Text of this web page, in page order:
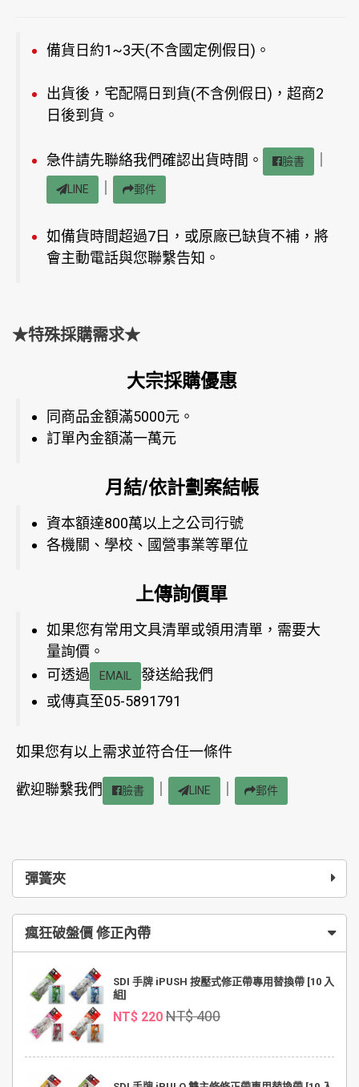
彈簧夾
瘋狂破盤價 修正內帶
SDI 手牌 iPUSH 按壓式修正帶專用替換帶 [10 入
組]
NT$ 220 NT$ 400
備貨日約1~3天(不含國定例假日)。
出貨後，宅配隔日到貨(不含例假日)，超商2
日後到貨。
急件請先聯絡我們確認出貨時間。 臉書
LINE 郵件
如備貨時間超過7日，或原廠已缺貨不補，將
會主動電話與您聯繫告知。
★特殊採購需求★
大宗採購優惠
同商品金額滿5000元。
訂單內金額滿一萬元
月結/依計劃案結帳
資本額達800萬以上之公司行號
各機關、學校、國營事業等單位
上傳詢價單
如果您有常用文具清單或領用清單，需要大
量詢價。
可透過
EMAIL
發送給我們
或傳真至05-5891791
如果您有以上需求並符合任一條件
歡迎聯繫我們 臉書 LINE 郵件